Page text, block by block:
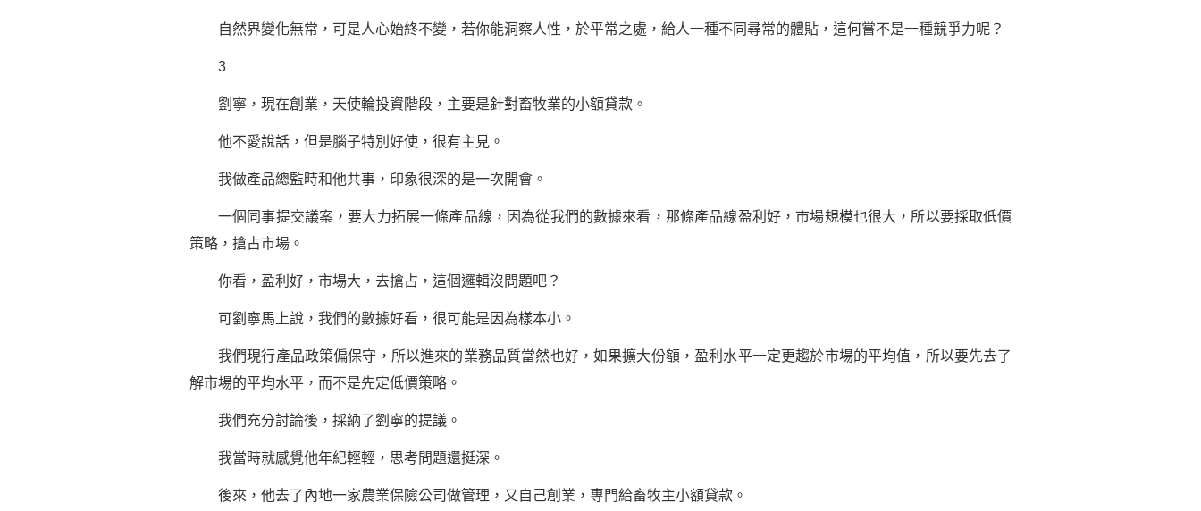
自然界變化無常，可是人心始終不變，若你能洞察人性，於平常之處，給人一種不同尋常的體貼，這何嘗不是一種競爭力呢？
3
劉寧，現在創業 ，天使輪投資階段，主要是針對畜牧業的小額貸款。
他不愛說話，但是腦子特別好使，很有主見。
我做產品總監時和他共事，印象很深的是一次開會。
一個同事提交議案，要大力拓展一條產品線，因為從我們的數據來看，那條產品線盈利好，市場規模也很大，所以要採取低價
策略，搶占市場。
你看，盈利好，市場大，去搶占，這個邏輯沒問題吧？
可劉寧馬上說，我們的數據好看，很可能是因為樣本小。
我們現行產品政策偏保守，所以進來的業務品質當然也好，如果擴大份額，盈利水平一定更趨於市場的平均值，所以要先去了
解市場的平均水平，而不是先定低價策略。
我們充分討論後，採納了劉寧的提議。
我當時就感覺他年紀輕輕，思考問題還挺深。
後來，他去了內地一家農業保險公司做管理，又自己創業，專門給畜牧主小額貸款。